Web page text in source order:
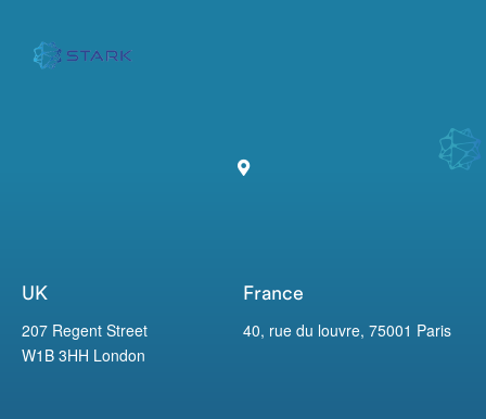
UK
207 Regent Street
W1B 3HH London
France
40, rue du louvre, 75001 Paris